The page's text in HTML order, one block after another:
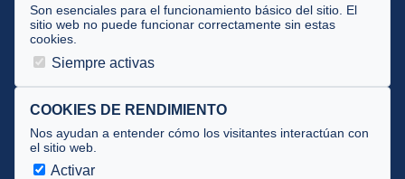
Tecnificación
JUECES Y OFICIALES
Documentos
Cursos
Circulares oficiales
Son esenciales para el funcionamiento básico del sitio. El
sitio web no puede funcionar correctamente sin estas
cookies.
Siempre activas
COOKIES DE RENDIMIENTO
Nos ayudan a entender cómo los visitantes interactúan con
el sitio web.
Activar